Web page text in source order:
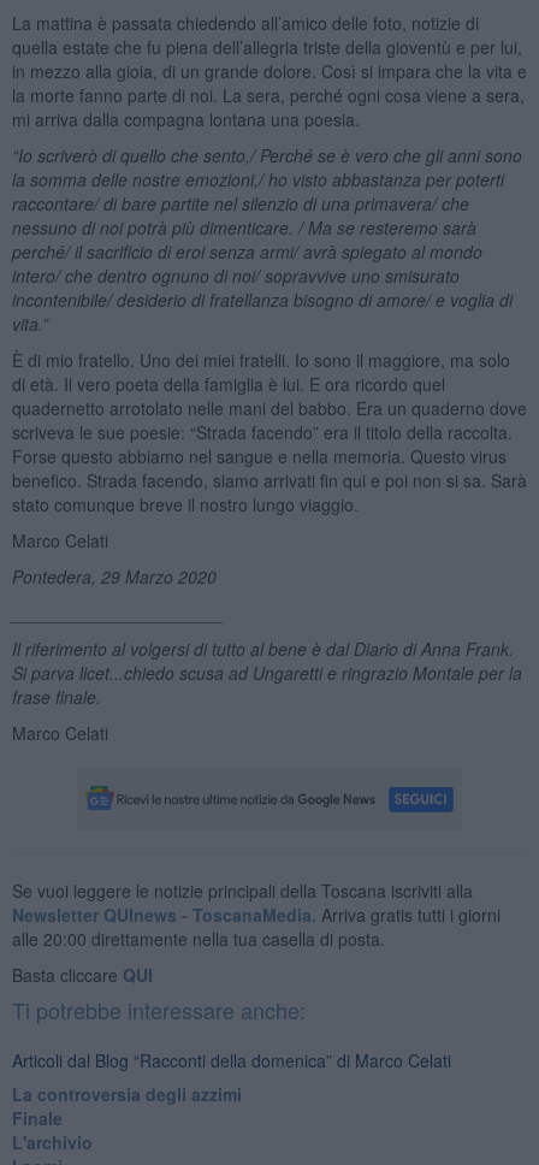
La mattina è passata chiedendo all’amico delle foto, notizie di
quella estate che fu piena dell’allegria triste della gioventù e per lui,
in mezzo alla gioia, di un grande dolore. Così si impara che la vita e
la morte fanno parte di noi. La sera, perché ogni cosa viene a sera,
mi arriva dalla compagna lontana una poesia.
“Io scriverò di quello che sento,/ Perché se è vero che gli anni sono
la somma delle nostre emozioni,/ ho visto abbastanza per poterti
raccontare/ di bare partite nel silenzio di una primavera/ che
nessuno di noi potrà più dimenticare. / Ma se resteremo sarà
perché/ il sacrificio di eroi senza armi/ avrà spiegato al mondo
intero/ che dentro ognuno di noi/ sopravvive uno smisurato
incontenibile/ desiderio di fratellanza bisogno di amore/ e voglia di
vita.”
È di mio fratello. Uno dei miei fratelli. Io sono il maggiore, ma solo
di età. Il vero poeta della famiglia è lui. E ora ricordo quel
quadernetto arrotolato nelle mani del babbo. Era un quaderno dove
scriveva le sue poesie: “Strada facendo” era il titolo della raccolta.
Forse questo abbiamo nel sangue e nella memoria. Questo virus
benefico. Strada facendo, siamo arrivati fin qui e poi non si sa. Sarà
stato comunque breve il nostro lungo viaggio.
Marco Celati
Pontedera, 29 Marzo 2020
Il riferimento al volgersi di tutto al bene è dal Diario di Anna Frank.
Si parva licet...chiedo scusa ad Ungaretti e ringrazio Montale per la
frase finale.
Marco Celati
Se vuoi leggere le notizie principali della Toscana iscriviti alla
Newsletter QUInews - ToscanaMedia. Arriva gratis tutti i giorni
alle 20:00 direttamente nella tua casella di posta.
Basta cliccare QUI
Ti potrebbe interessare anche:
Articoli dal Blog “Racconti della domenica” di Marco Celati
La controversia degli azzimi
Finale
L'archivio